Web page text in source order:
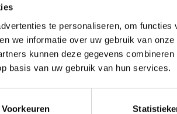
te personaliseren, om functies
we informatie over uw gebruik van
kunnen deze gegevens
basis van uw gebruik van hun services.
Voorkeuren
Maak gelijk een afspraak